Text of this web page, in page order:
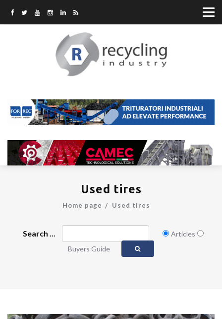
Used tires
Home page Used tires
Search ...
Articles
Buyers Guide